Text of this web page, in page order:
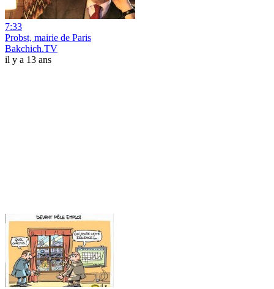
7:33
Probst, mairie de Paris
Bakchich.TV
il y a 13 ans